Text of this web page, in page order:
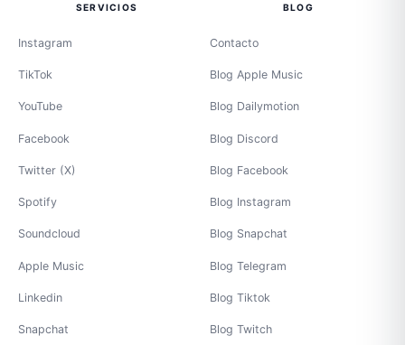
SERVICIOS
Instagram
TikTok
YouTube
Facebook
Twitter (X)
Spotify
Soundcloud
Apple Music
Linkedin
Snapchat
BLOG
Contacto
Blog Apple Music
Blog Dailymotion
Blog Discord
Blog Facebook
Blog Instagram
Blog Snapchat
Blog Telegram
Blog Tiktok
Blog Twitch